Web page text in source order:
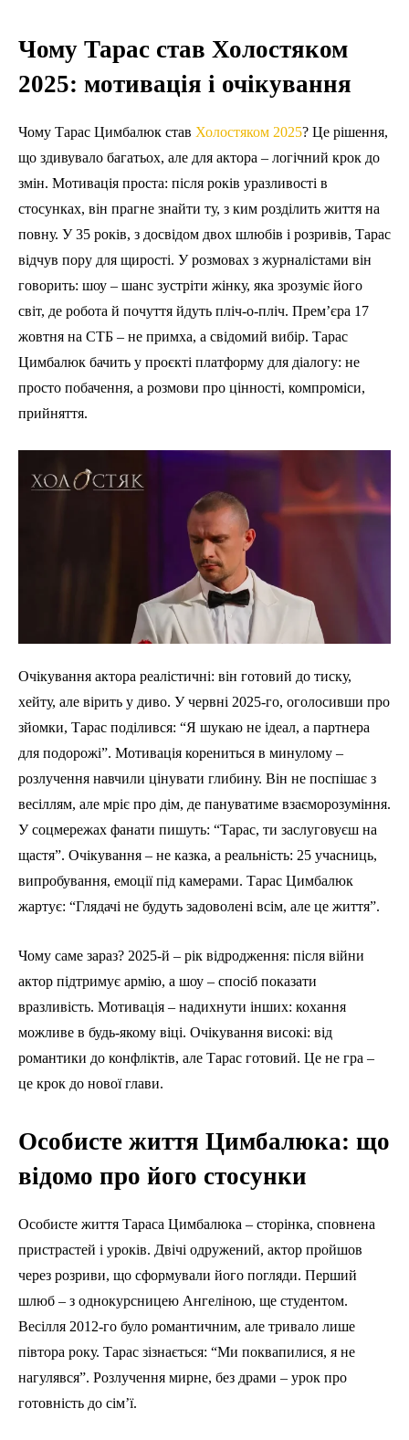
Чому Тарас став Холостяком
2025: мотивація і очікування
Чому Тарас Цимбалюк став Холостяком 2025? Це рішення,
що здивувало багатьох, але для актора – логічний крок до
змін. Мотивація проста: після років уразливості в
стосунках, він прагне знайти ту, з ким розділить життя на
повну. У 35 років, з досвідом двох шлюбів і розривів, Тарас
відчув пору для щирості. У розмовах з журналістами він
говорить: шоу – шанс зустріти жінку, яка зрозуміє його
світ, де робота й почуття йдуть пліч-о-пліч. Прем’єра 17
жовтня на СТБ – не примха, а свідомий вибір. Тарас
Цимбалюк бачить у проєкті платформу для діалогу: не
просто побачення, а розмови про цінності, компроміси,
прийняття.
Очікування актора реалістичні: він готовий до тиску,
хейту, але вірить у диво. У червні 2025-го, оголосивши про
зйомки, Тарас поділився: “Я шукаю не ідеал, а партнера
для подорожі”. Мотивація корениться в минулому –
розлучення навчили цінувати глибину. Він не поспішає з
весіллям, але мріє про дім, де пануватиме взаєморозуміння.
У соцмережах фанати пишуть: “Тарас, ти заслуговуєш на
щастя”. Очікування – не казка, а реальність: 25 учасниць,
випробування, емоції під камерами. Тарас Цимбалюк
жартує: “Глядачі не будуть задоволені всім, але це життя”.
Чому саме зараз? 2025-й – рік відродження: після війни
актор підтримує армію, а шоу – спосіб показати
вразливість. Мотивація – надихнути інших: кохання
можливе в будь-якому віці. Очікування високі: від
романтики до конфліктів, але Тарас готовий. Це не гра –
це крок до нової глави.
Особисте життя Цимбалюка: що
відомо про його стосунки
Особисте життя Тараса Цимбалюка – сторінка, сповнена
пристрастей і уроків. Двічі одружений, актор пройшов
через розриви, що сформували його погляди. Перший
шлюб – з однокурсницею Ангеліною, ще студентом.
Весілля 2012-го було романтичним, але тривало лише
півтора року. Тарас зізнається: “Ми поквапилися, я не
нагулявся”. Розлучення мирне, без драми – урок про
готовність до сім’ї.